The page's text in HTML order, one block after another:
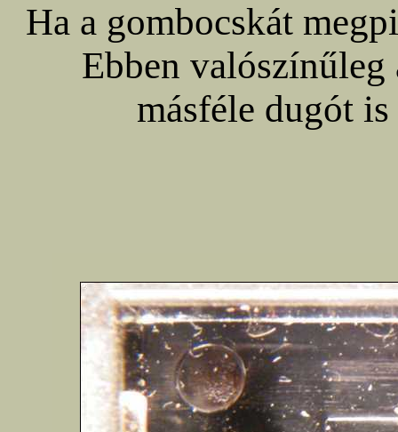
Ha a gombocskát
Ebben valószínűleg
másféle dugót